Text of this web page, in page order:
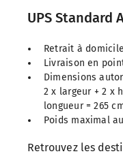
UPS Standard
Retrait à domicile
Livraison en
Dimensions
2 x largeur + 2 x
longueur = 265
Poids maximal
Retrouvez les